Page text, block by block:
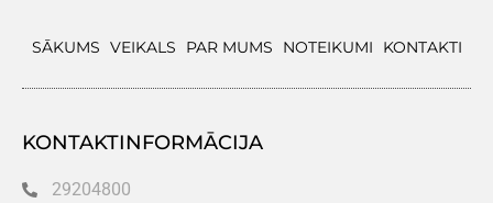
SĀKUMS VEIKALS PAR MUMS NOTEIKUMI KONTAKTI
KONTAKTINFORMĀCIJA
29204800